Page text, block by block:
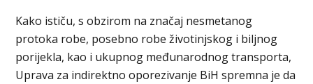
Kako ističu, s obzirom na značaj nesmetanog
protoka robe, posebno robe životinjskog i biljnog
porijekla, kao i ukupnog međunarodnog transporta,
Uprava za indirektno oporezivanje BiH spremna je da